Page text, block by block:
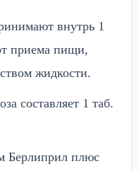
внутрь 1
приема пищи,
жидкости.
составляет 1 таб.
Берлиприл плюс